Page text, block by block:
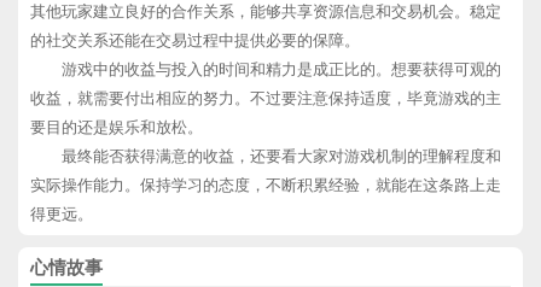
其他玩家建立良好的合作关系，能够共享资源信息和交易机会。稳定
的社交关系还能在交易过程中提供必要的保障。
游戏中的收益与投入的时间和精力是成正比的。想要获得可观的
收益，就需要付出相应的努力。不过要注意保持适度，毕竟游戏的主
要目的还是娱乐和放松。
最终能否获得满意的收益，还要看大家对游戏机制的理解程度和
实际操作能力。保持学习的态度，不断积累经验，就能在这条路上走
得更远。
心情故事